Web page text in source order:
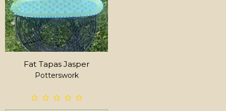
Fat Tapas Jasper
Potterswork